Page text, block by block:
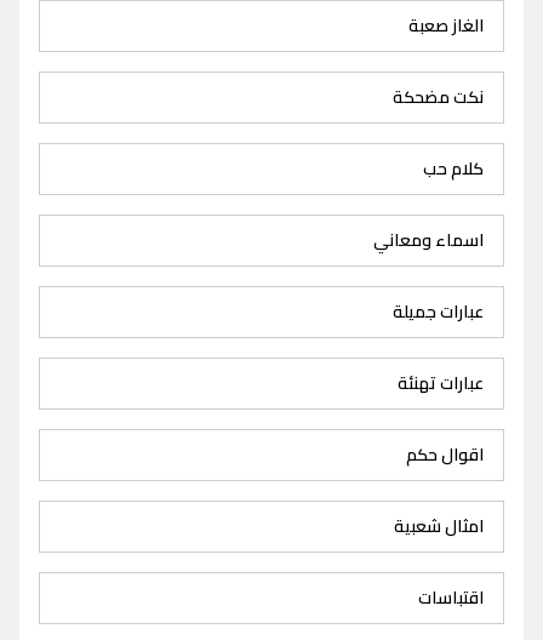
الغاز صعبة
نكت مضحكة
كلام حب
اسماء ومعاني
عبارات جميلة
عبارات تهنئة
اقوال حكم
امثال شعبية
اقتباسات